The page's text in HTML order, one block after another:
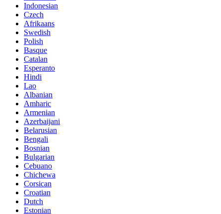
Indonesian
Czech
Afrikaans
Swedish
Polish
Basque
Catalan
Esperanto
Hindi
Lao
Albanian
Amharic
Armenian
Azerbaijani
Belarusian
Bengali
Bosnian
Bulgarian
Cebuano
Chichewa
Corsican
Croatian
Dutch
Estonian